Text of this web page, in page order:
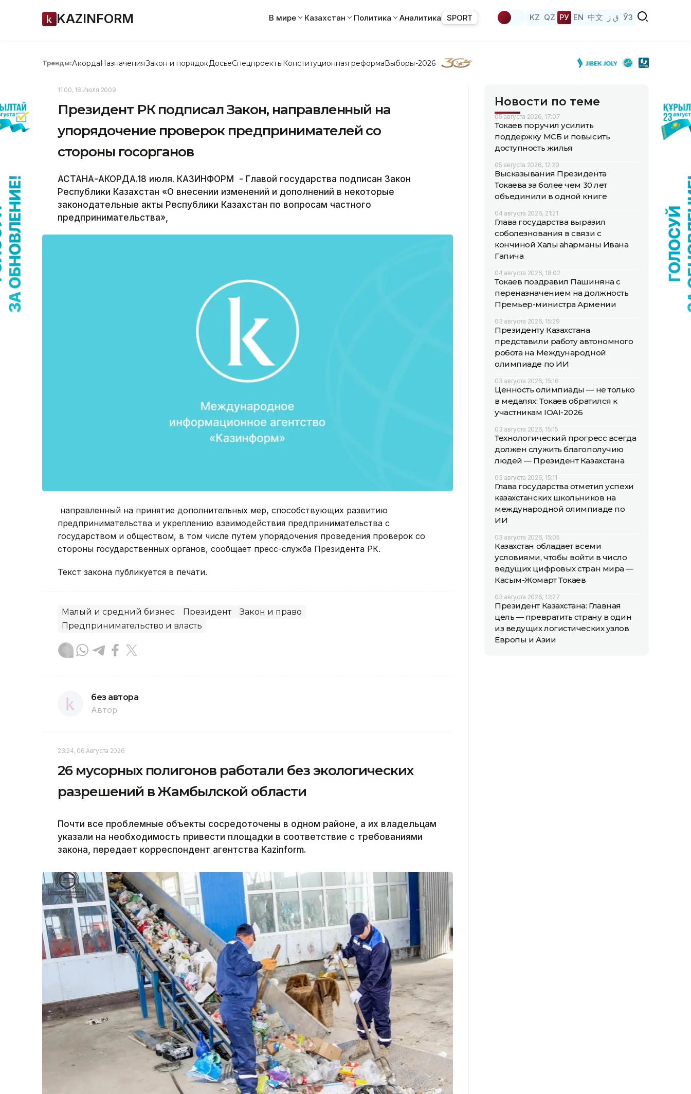
KAZINFORM В мире Казахстан Политика Аналитика SPORT KZ QZ РУ EN 中文 ق ز ЎЗ
Тренды:АкордаНазначенияЗакон и порядок ДосьеСпецпроектыКонституционная реформаВыборы-2026
11:00, 18 Июля 2009
Президент РК подписал Закон, направленный на
упорядочение проверок предпринимателей со
стороны госорганов
АСТАНА-АКОРДА.18 июля. КАЗИНФОРМ - Главой государства подписан Закон
Республики Казахстан «О внесении изменений и дополнений в некоторые
законодательные акты Республики Казахстан по вопросам частного
предпринимательства»,
направленный на принятие дополнительных мер, способствующих развитию
предпринимательства и укреплению взаимодействия предпринимательства с
государством и обществом, в том числе путем упорядочения проведения проверок со
стороны государственных органов, сообщает пресс-служба Президента РК.
Текст закона публикуется в печати.
Малый и средний бизнес Президент
Закон и право
Предпринимательство и власть
без автора
Автор
23:24, 06 Августа 2026
26 мусорных полигонов работали без экологических
разрешений в Жамбылской области
Почти все проблемные объекты сосредоточены в одном районе, а их владельцам
указали на необходимость привести площадки в соответствие с требованиями
закона, передает корреспондент агентства Kazinform.
Новости по теме
05 августа 2026, 17:07
Токаев поручил усилить
поддержку МСБ и повысить
доступность жилья
05 августа 2026, 12:20
Высказывания Президента
Токаева за более чем 30 лет
объединили в одной книге
04 августа 2026, 21:21
Глава государства выразил
соболезнования в связи с
кончиной Халық қаһарманы Ивана
Гапича
04 августа 2026, 18:02
Токаев поздравил Пашиняна с
переназначением на должность
Премьер-министра Армении
03 августа 2026, 15:29
Президенту Казахстана
представили работу автономного
робота на Международной
олимпиаде по ИИ
03 августа 2026, 15:16
Ценность олимпиады — не только
в медалях: Токаев обратился к
участникам IOAI-2026
03 августа 2026, 15:15
Технологический прогресс всегда
должен служить благополучию
людей — Президент Казахстана
03 августа 2026, 15:11
Глава государства отметил успехи
казахстанских школьников на
международной олимпиаде по
ИИ
03 августа 2026, 15:05
Казахстан обладает всеми
условиями, чтобы войти в число
ведущих цифровых стран мира —
Касым-Жомарт Токаев
03 августа 2026, 12:27
Президент Казахстана: Главная
цель — превратить страну в один
из ведущих логистических узлов
Европы и Азии